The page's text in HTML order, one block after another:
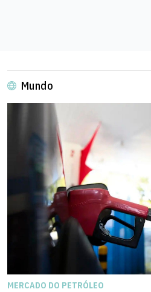
Mundo
MERCADO DO PETRÓLEO